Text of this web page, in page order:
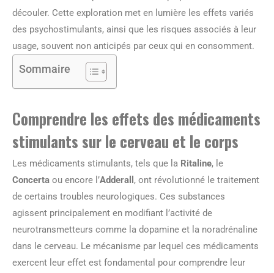
découler. Cette exploration met en lumière les effets variés
des psychostimulants, ainsi que les risques associés à leur
usage, souvent non anticipés par ceux qui en consomment.
Sommaire
Comprendre les effets des médicaments
stimulants sur le cerveau et le corps
Les médicaments stimulants, tels que la Ritaline, le
Concerta ou encore l’Adderall , ont révolutionné le traitement
de certains troubles neurologiques. Ces substances
agissent principalement en modifiant l’activité de
neurotransmetteurs comme la dopamine et la noradrénaline
dans le cerveau. Le mécanisme par lequel ces médicaments
exercent leur effet est fondamental pour comprendre leur